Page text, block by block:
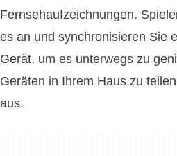
Fernsehaufzeichnungen.
es an und synchronisieren Sie
Gerät, um es unterwegs zu
Geräten in Ihrem Haus zu
aus.